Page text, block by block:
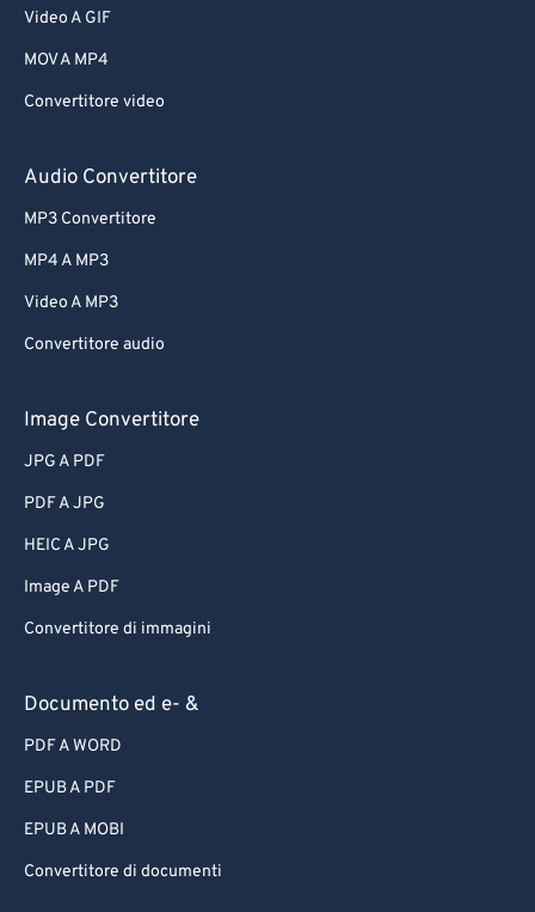
Video A GIF
MOV A MP4
Convertitore video
Audio Convertitore
MP3 Convertitore
MP4 A MP3
Video A MP3
Convertitore audio
Image Convertitore
JPG A PDF
PDF A JPG
HEIC A JPG
Image A PDF
Convertitore di immagini
Documento ed e- &
PDF A WORD
EPUB A PDF
EPUB A MOBI
Convertitore di documenti